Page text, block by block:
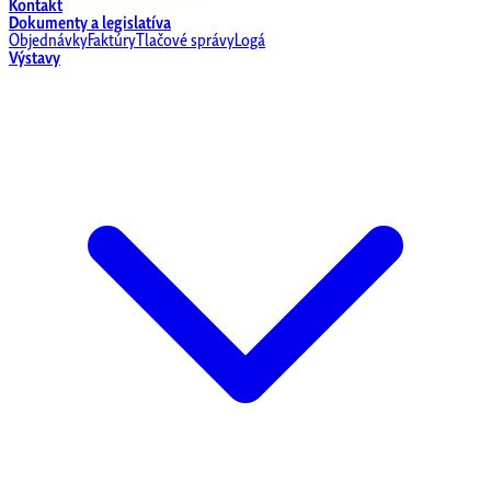
Kontakt
Dokumenty a legislatíva
ObjednávkyFaktúry Tlačové správyLogá
Výstavy